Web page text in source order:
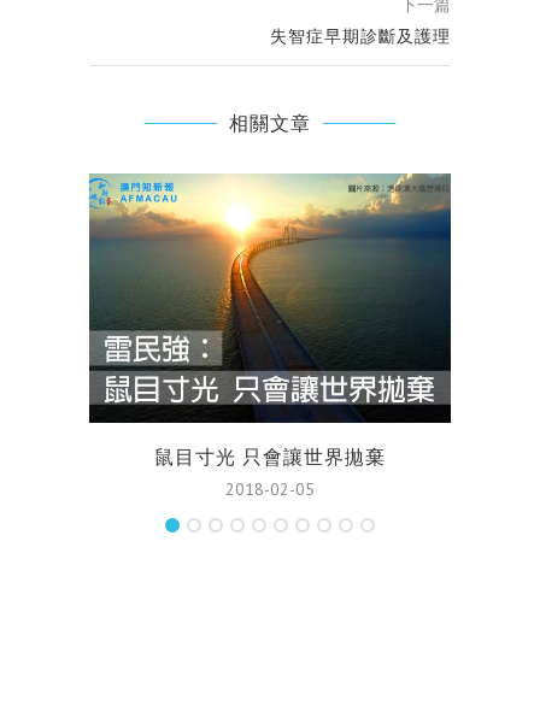
下一篇
失智症早期診斷及護理
相關文章
鼠目寸光 只會讓世界拋棄
2018-02-05